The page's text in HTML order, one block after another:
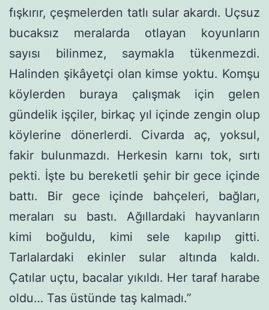
fışkırır, çeşmelerden tatlı sular akardı. Uçsuz
bucaksız meralarda otlayan koyunların
sayısı bilinmez, saymakla tü­kenmezdi.
Halinden şikâyetçi olan kimse yoktu. Komşu
köylerden buraya çalışmak için gelen
gündelik işçiler, birkaç yıl içinde zengin olup
köyle­rine dönerlerdi. Civarda aç, yoksul,
fakir bulunmazdı. Herkesin karnı tok, sırtı
pekti. İşte bu bereketli şehir bir gece içinde
battı. Bir gece içinde bahçeleri, bağları,
meraları su bastı. Ağıllardaki hayvanların
kimi boğul­du, kimi sele kapılıp gitti.
Tarlalardaki ekinler sular altında kaldı.
Çatılar uçtu, bacalar yıkıldı. Her taraf harabe
oldu… Tas üstünde taş kalmadı.”